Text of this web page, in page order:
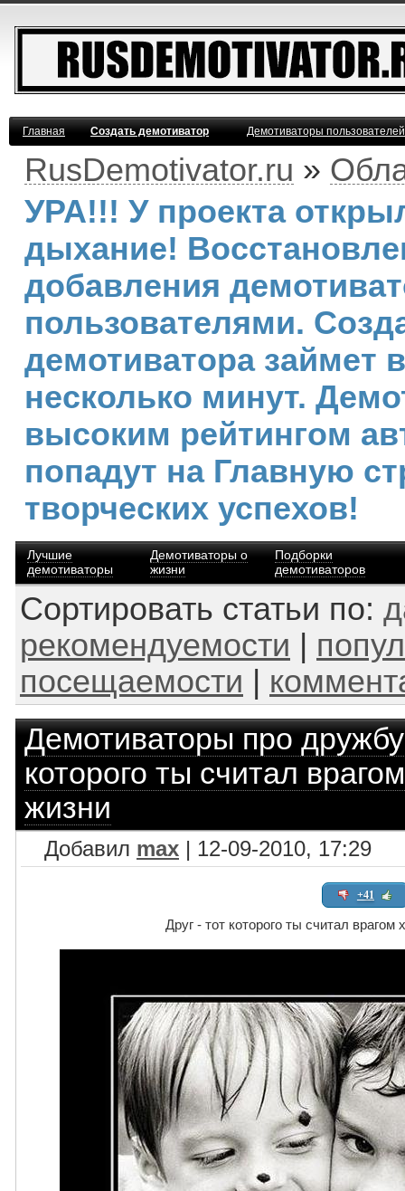
Главная Создать демотиватор Демотиваторы
RusDemotivator.ru »
УРА!!! У проекта
дыхание!
добавления
пользователями.
демотиватора займет
несколько минут.
высоким рейтингом
попадут на Главную
творческих успехов!
Лучшие
демотиваторы
Демотиваторы о
жизни
Подборки
демотиваторов
Сортировать статьи по:
рекомендуемости
посещаемости
Демотиваторы про дружбу
которого ты считал
жизни
Добавил max | 12-09-2010, 17:29
+41
Друг - тот которого ты считал врагом